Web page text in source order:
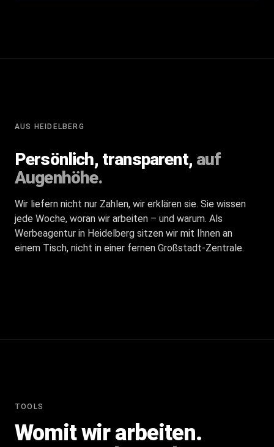
AUS HEIDELBERG
Persönlich, transparent, auf
Augenhöhe.
Wir liefern nicht nur Zahlen, wir erklären sie. Sie wissen
jede Woche, woran wir arbeiten – und warum. Als
Werbeagentur in Heidelberg sitzen wir mit Ihnen an
einem Tisch, nicht in einer fernen Großstadt-Zentrale.
TOOLS
Womit wir arbeiten.